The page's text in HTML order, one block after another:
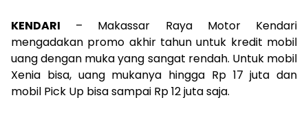
KENDARI – Makassar Raya Motor Kendari
mengadakan promo akhir tahun untuk kredit mobil
uang dengan muka yang sangat rendah. Untuk mobil
Xenia bisa, uang mukanya hingga Rp 17 juta dan
mobil Pick Up bisa sampai Rp 12 juta saja.